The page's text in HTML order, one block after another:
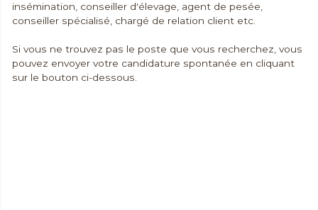
insémination, conseiller d'élevage, agent de pesée,
conseiller spécialisé, chargé de relation client etc.
Si vous ne trouvez pas le poste que vous recherchez, vous
pouvez envoyer votre candidature spontanée en cliquant
sur le bouton ci-dessous.